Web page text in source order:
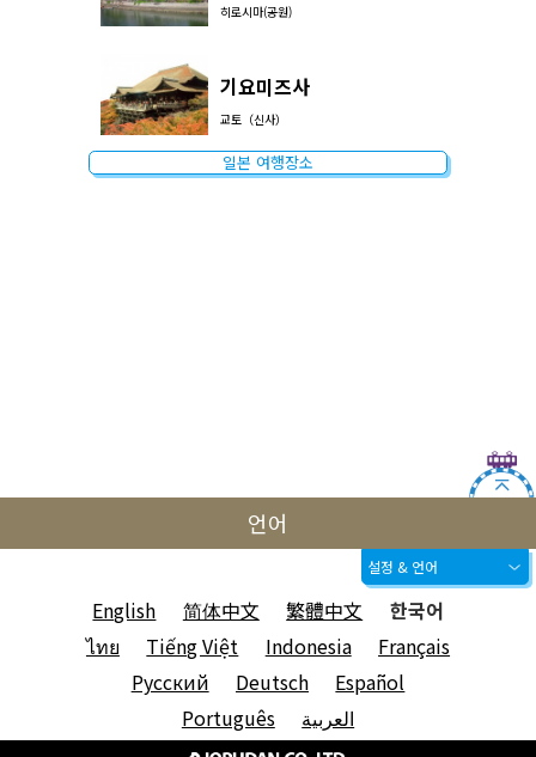
히로시마(공원)
기요미즈사
교토（신사）
일본 여행장소
언어
설정 & 언어
English 简体中文 繁體中文
한국어
ไทย
Tiếng Việt Indonesia
Français
Русский
Deutsch
Español
Português
العربية